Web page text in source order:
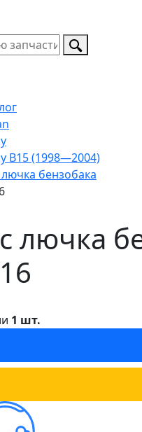
B15 (1998—2004)
бензобака
лючка
1 шт.